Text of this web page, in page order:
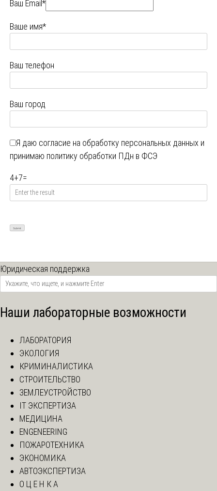
Ваш Email*
Ваше имя*
Ваш телефон
Ваш город
Я даю согласие на обработку персональных данных и
принимаю политику обработки ПДн в ФСЭ
4+7=
Юридическая поддержка
Наши лабораторные возможности
ЛАБОРАТОРИЯ
ЭКОЛОГИЯ
КРИМИНАЛИСТИКА
СТРОИТЕЛЬСТВО
ЗЕМЛЕУСТРОЙСТВО
IT ЭКСПЕРТИЗА
МЕДИЦИНА
ENGENEERING
ПОЖАРОТЕХНИКА
ЭКОНОМИКА
АВТОЭКСПЕРТИЗА
О Ц Е Н К А